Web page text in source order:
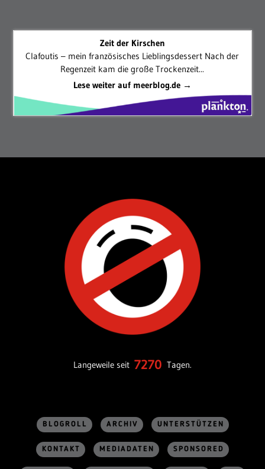
Zeit der Kirschen
Clafoutis – mein französisches Lieblingsdessert Nach der
Regenzeit kam die große Trockenzeit...
Lese weiter auf meerblog.de →
Langeweile seit 7270 Tagen.
BLOGROLL ARCHIV UNTERSTÜTZEN
KONTAKT MEDIADATEN SPONSORED